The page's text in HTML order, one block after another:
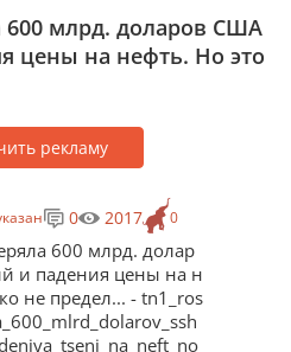
600 млрд. доларов США
цены на нефть. Но это
рекламу
0
0 2017